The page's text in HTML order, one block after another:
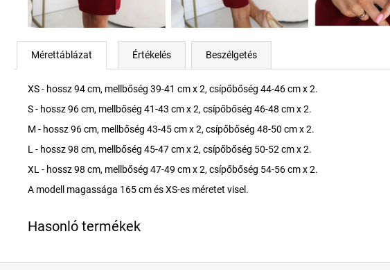
Mérettáblázat Értékelés Beszélgetés
XS - hossz 94 cm, mellbőség 39-41 cm x 2, csípőbőség 44-46 cm x 2.
S - hossz 96 cm, mellbőség 41-43 cm x 2, csípőbőség 46-48 cm x 2.
M - hossz 96 cm, mellbőség 43-45 cm x 2, csípőbőség 48-50 cm x 2.
L - hossz 98 cm, mellbőség 45-47 cm x 2, csípőbőség 50-52 cm x 2.
XL - hossz 98 cm, mellbőség 47-49 cm x 2, csípőbőség 54-56 cm x 2.
A modell magassága 165 cm és XS-es méretet visel.